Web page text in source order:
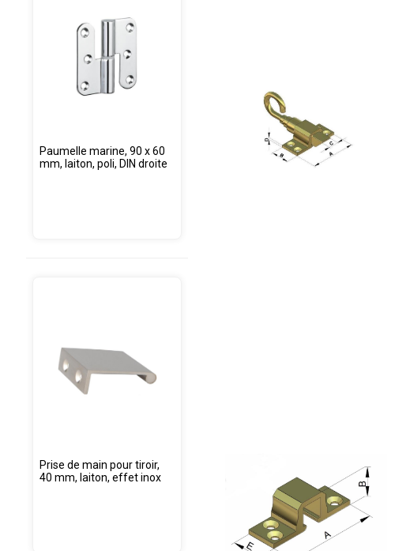
Paumelle marine, 90 x 60
mm, laiton, poli, DIN droite
Prise de main pour tiroir,
40 mm, laiton, effet inox